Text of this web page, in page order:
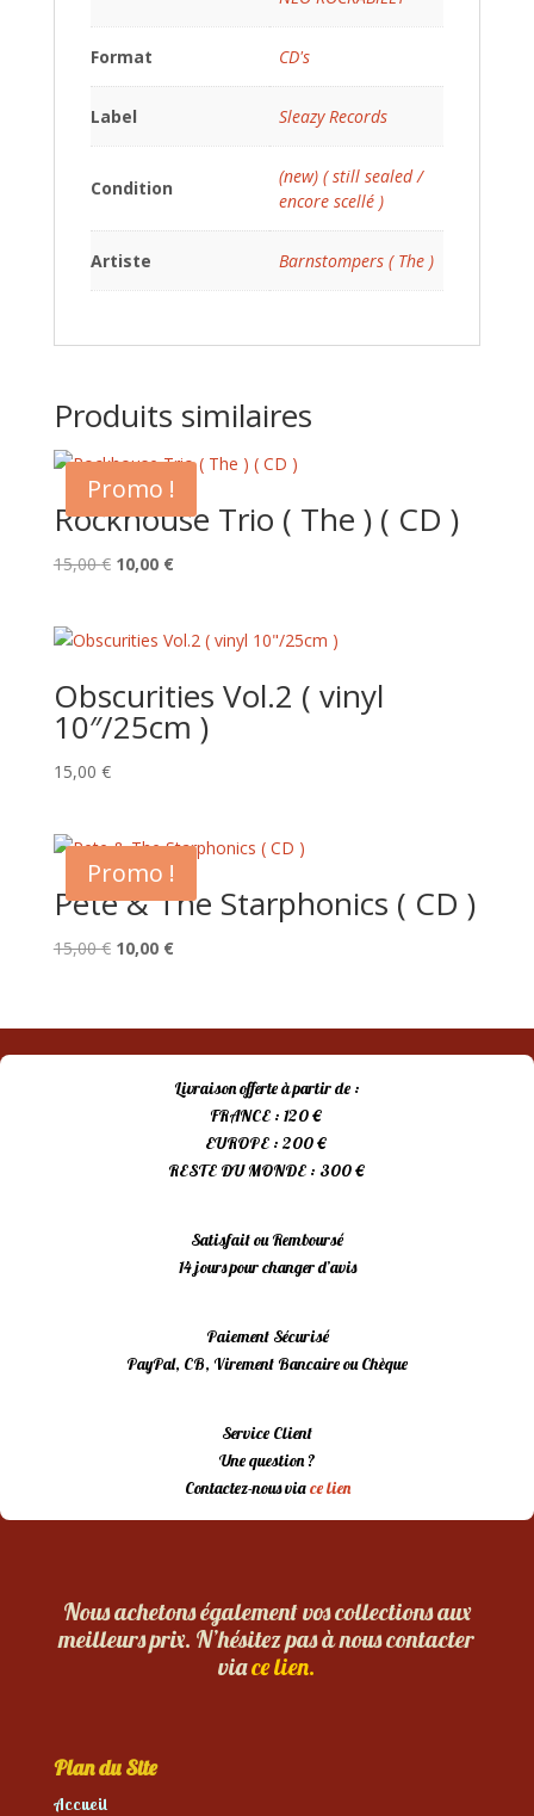
Format CD's
Label Sleazy Records
Condition
(new) ( still sealed /
encore scellé )
Artiste Barnstompers ( The )
Produits similaires
Promo !
Rockhouse Trio ( The ) ( CD )
15,00€ Le
était :
10,00 €Le
est :
Obscurities Vol.2 ( vinyl
10″/25cm )
15,00 €
Promo !
Pete & The Starphonics ( CD )
15,00€ Le
était :
15,00 €.
10,00 €Le
est :
10,00 €.
Livraison offerte à partir de :
FRANCE : 120 €
EUROPE : 200 €
RESTE DU MONDE : 300 €
Satisfait ou Remboursé
14 jours pour changer d’avis
Paiement Sécurisé
PayPal, CB, Virement Bancaire ou Chèque
Service Client
Une question ?
Contactez-nous viace lien
Nous achetons également vos collections aux
meilleurs prix. N’hésitez pas à nous contacter
viace lien.
Plan du Site
Accueil